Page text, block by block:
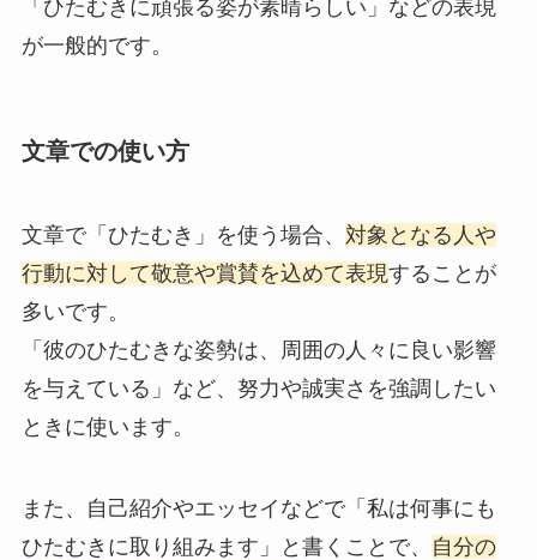
「ひたむきに頑張る姿が素晴らしい」などの表現
が一般的です。
文章での使い方
文章で「ひたむき」を使う場合、 対象となる人や
行動に対して敬意や賞賛を込めて表現することが
多いです。
「彼のひたむきな姿勢は、周囲の人々に良い影響
を与えている」など、努力や誠実さを強調したい
ときに使います。
また、自己紹介やエッセイなどで「私は何事にも
ひたむきに取り組みます」と書くことで、
自分の